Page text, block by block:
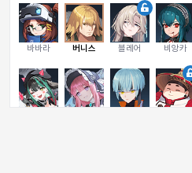
바바라 버니스 블레어 비앙카